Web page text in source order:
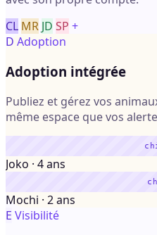
CL MR JD SP +
D Adoption
Adoption intégrée
Publiez et gérez vos
même espace que vos
Joko · 4 ans
Mochi · 2 ans
E Visibilité